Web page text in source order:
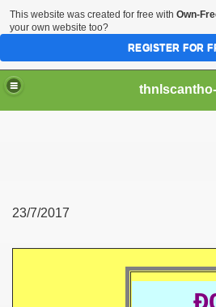
23/7/2017
This website was created for free with Own-
your own website too?
REGISTER FOR